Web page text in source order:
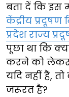
बता दें कि इस
केंद्रीय प्रदूषण
प्रदेश राज्य
पूछा था कि
करने को लेकर
यदि नहीं हैं,
जरूरत है?